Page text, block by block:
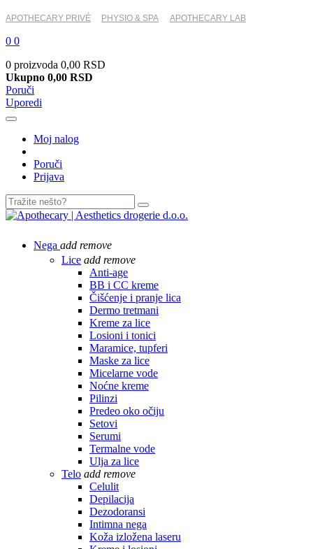
APOTHECARY PRIVÉ PHYSIO & SPA APOTHECARY LAB
0 0
0 proizvoda 0,00 RSD
Ukupno 0,00 RSD
Poruči
Uporedi
Moj nalog
Poruči
Prijava
Nega add remove
Lice add remove
Anti-age
BB i CC kreme
Čišćenje i pranje lica
Dermo tretmani
Kreme za lice
Losioni i tonici
Maramice, tupferi
Maske za lice
Micelarne vode
Noćne kreme
Pilinzi
Predeo oko očiju
Setovi
Serumi
Termalne vode
Ulja za lice
Telo add remove
Celulit
Depilacija
Dezodoransi
Intimna nega
Koža izložena laseru